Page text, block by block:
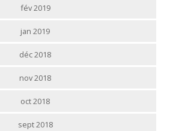
fév 2019
jan 2019
déc 2018
nov 2018
oct 2018
sept 2018